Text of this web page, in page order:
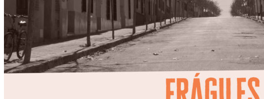
Escriben & participan
Actualidad y sociedad